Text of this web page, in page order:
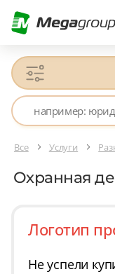
Все Услуги
Охранная
Логотип
Не успели